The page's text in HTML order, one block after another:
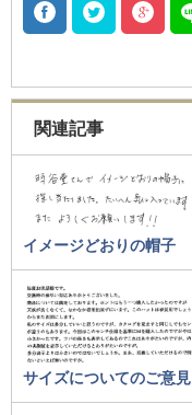
関連記事
イメージどおりの帽子
サイズについてのご意見